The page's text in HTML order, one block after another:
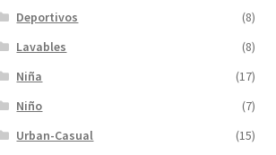
Deportivos
(8)
Lavables
(8)
Niña
(17)
Niño
(7)
Urban-Casual
(15)